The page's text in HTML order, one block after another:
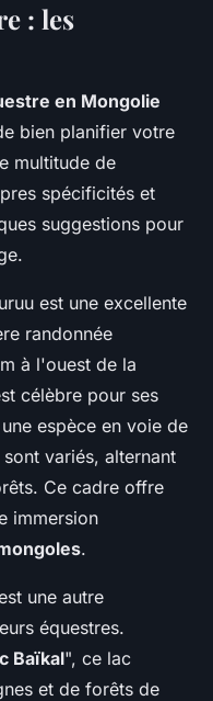
: les
en Mongolie
bien planifier votre
multitude de
spécificités et
suggestions pour
est une excellente
randonnée
à l'ouest de la
célèbre pour ses
espèce en voie de
variés, alternant
Ce cadre offre
immersion
.
une autre
équestres.
Baïkal", ce lac
et de forêts de